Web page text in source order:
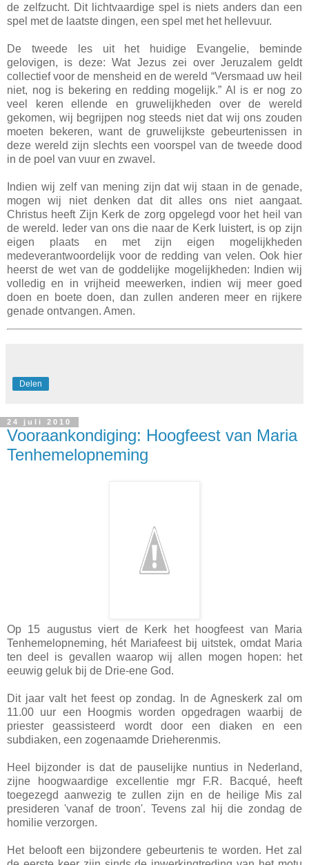
de zelfzucht. Dit lichtvaardige spel is niets anders dan een
spel met de laatste dingen, een spel met het hellevuur.
De tweede les uit het huidige Evangelie, beminde
gelovigen, is deze: Wat Jezus zei over Jeruzalem geldt
collectief voor de mensheid en de wereld “Versmaad uw heil
niet, nog is bekering en redding mogelijk.” Al is er nog zo
veel keren ellende en gruwelijkheden over de wereld
gekomen, wij begrijpen nog steeds niet dat wij ons zouden
moeten bekeren, want de gruwelijkste gebeurtenissen in
deze wereld zijn slechts een voorspel van de tweede dood
in de poel van vuur en zwavel.
Indien wij zelf van mening zijn dat wij staan in de genade,
mogen wij niet denken dat dit alles ons niet aangaat.
Christus heeft Zijn Kerk de zorg opgelegd voor het heil van
de wereld. Ieder van ons die naar de Kerk luistert, is op zijn
eigen plaats en met zijn eigen mogelijkheden
medeverantwoordelijk voor de redding van velen. Ook hier
heerst de wet van de goddelijke mogelijkheden: Indien wij
volledig en in vrijheid meewerken, indien wij meer goed
doen en boete doen, dan zullen anderen meer en rijkere
genade ontvangen. Amen.
Delen
24 juli 2010
Vooraankondiging: Hoogfeest van Maria
Tenhemelopneming
Op 15 augustus viert de Kerk het hoogfeest van Maria
Tenhemelopneming, hét Mariafeest bij uitstek, omdat Maria
ten deel is gevallen waarop wij allen mogen hopen: het
eeuwig geluk bij de Drie-ene God.
Dit jaar valt het feest op zondag. In de Agneskerk zal om
11.00 uur een Hoogmis worden opgedragen waarbij de
priester geassisteerd wordt door een diaken en een
subdiaken, een zogenaamde Drieherenmis.
Heel bijzonder is dat de pauselijke nuntius in Nederland,
zijne hoogwaardige excellentie mgr F.R. Bacqué, heeft
toegezegd aanwezig te zullen zijn en de heilige Mis zal
presideren 'vanaf de troon'. Tevens zal hij die zondag de
homilie verzorgen.
Het belooft een bijzondere gebeurtenis te worden. Het zal